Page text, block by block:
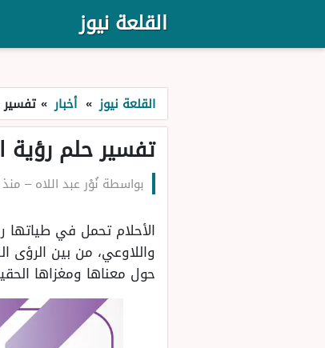
القلعة نيوز
القلعة نيوز » أخبار » تفسير
تفسير حلم رؤية
بواسطة نُوْر عبد اللاه– منذ 8 أشهر
الأحلام تحمل في
واللاوعي، من بين الرؤى
حول معناها ومغزاها